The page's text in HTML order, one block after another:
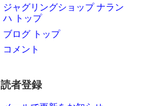
ジャグリングショップ ナラン
ハ トップ
ブログ トップ
コメント
読者登録